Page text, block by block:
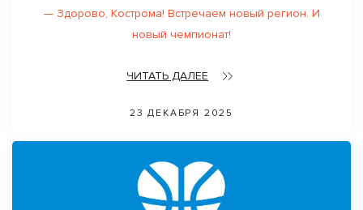
— Здорово, Кострoма! Встречаем новый регион. И
новый чемпионат!
ЧИТАТЬ ДАЛЕЕ
23 ДЕКАБРЯ 2025